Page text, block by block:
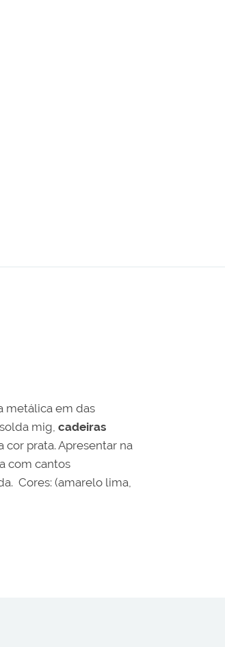
metálica em das
mig, cadeiras
prata. Apresentar na
com cantos
Cores: (amarelo lima,